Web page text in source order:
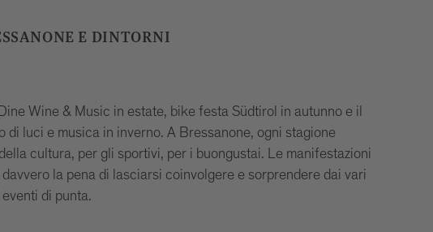
E DINTORNI
Wine & Music in estate, bike festa Südtirol in autunno e il
di luci e musica in inverno. A Bressanone, ogni stagione
cultura, per gli sportivi, per i buongustai. Le manifestazioni
la pena di lasciarsi coinvolgere e sorprendere dai vari
di punta.